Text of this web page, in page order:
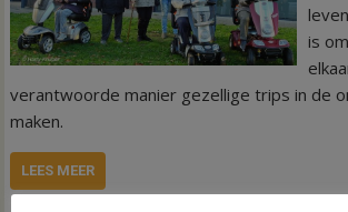
is
verantwoorde manier gezellige trips in de
maken.
LEES MEER